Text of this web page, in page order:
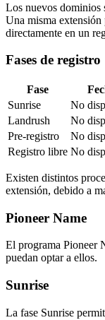
Los nuevos dominios
Una misma extensión
directamente en un
Fases de registro
Fase
Sunrise
No
Landrush
No
Pre-registro
No
Registro libre No
Existen distintos
extensión, debido a
Pioneer Name
El programa Pioneer
puedan optar a ellos.
Sunrise
La fase Sunrise